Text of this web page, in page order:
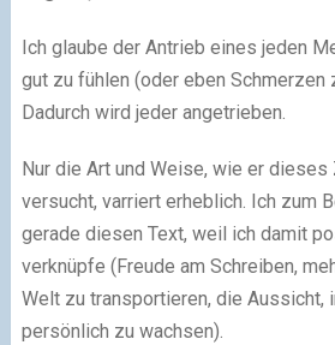
Ich glaube der Antrieb eines jeden
gut zu fühlen (oder eben Schmerzen
Dadurch wird jeder angetrieben.
Nur die Art und Weise, wie er dieses
versucht, varriert erheblich. Ich zum
gerade diesen Text, weil ich damit
verknüpfe (Freude am Schreiben,
Welt zu transportieren, die Aussicht,
persönlich zu wachsen).